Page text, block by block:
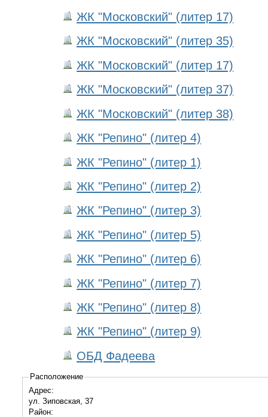
ЖК "Московский" (литер 17)
ЖК "Московский" (литер 35)
ЖК "Московский" (литер 17)
ЖК "Московский" (литер 37)
ЖК "Московский" (литер 38)
ЖК "Репино" (литер 4)
ЖК "Репино" (литер 1)
ЖК "Репино" (литер 2)
ЖК "Репино" (литер 3)
ЖК "Репино" (литер 5)
ЖК "Репино" (литер 6)
ЖК "Репино" (литер 7)
ЖК "Репино" (литер 8)
ЖК "Репино" (литер 9)
ОБД Фадеева
Расположение
Адрес:
ул. Зиповская, 37
Район: